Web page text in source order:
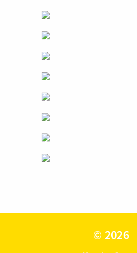
© 2026